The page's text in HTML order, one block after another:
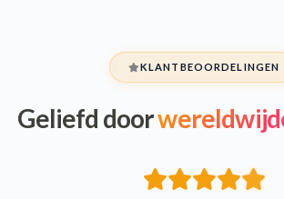
KLANTBEOORDELINGEN
Geliefd door